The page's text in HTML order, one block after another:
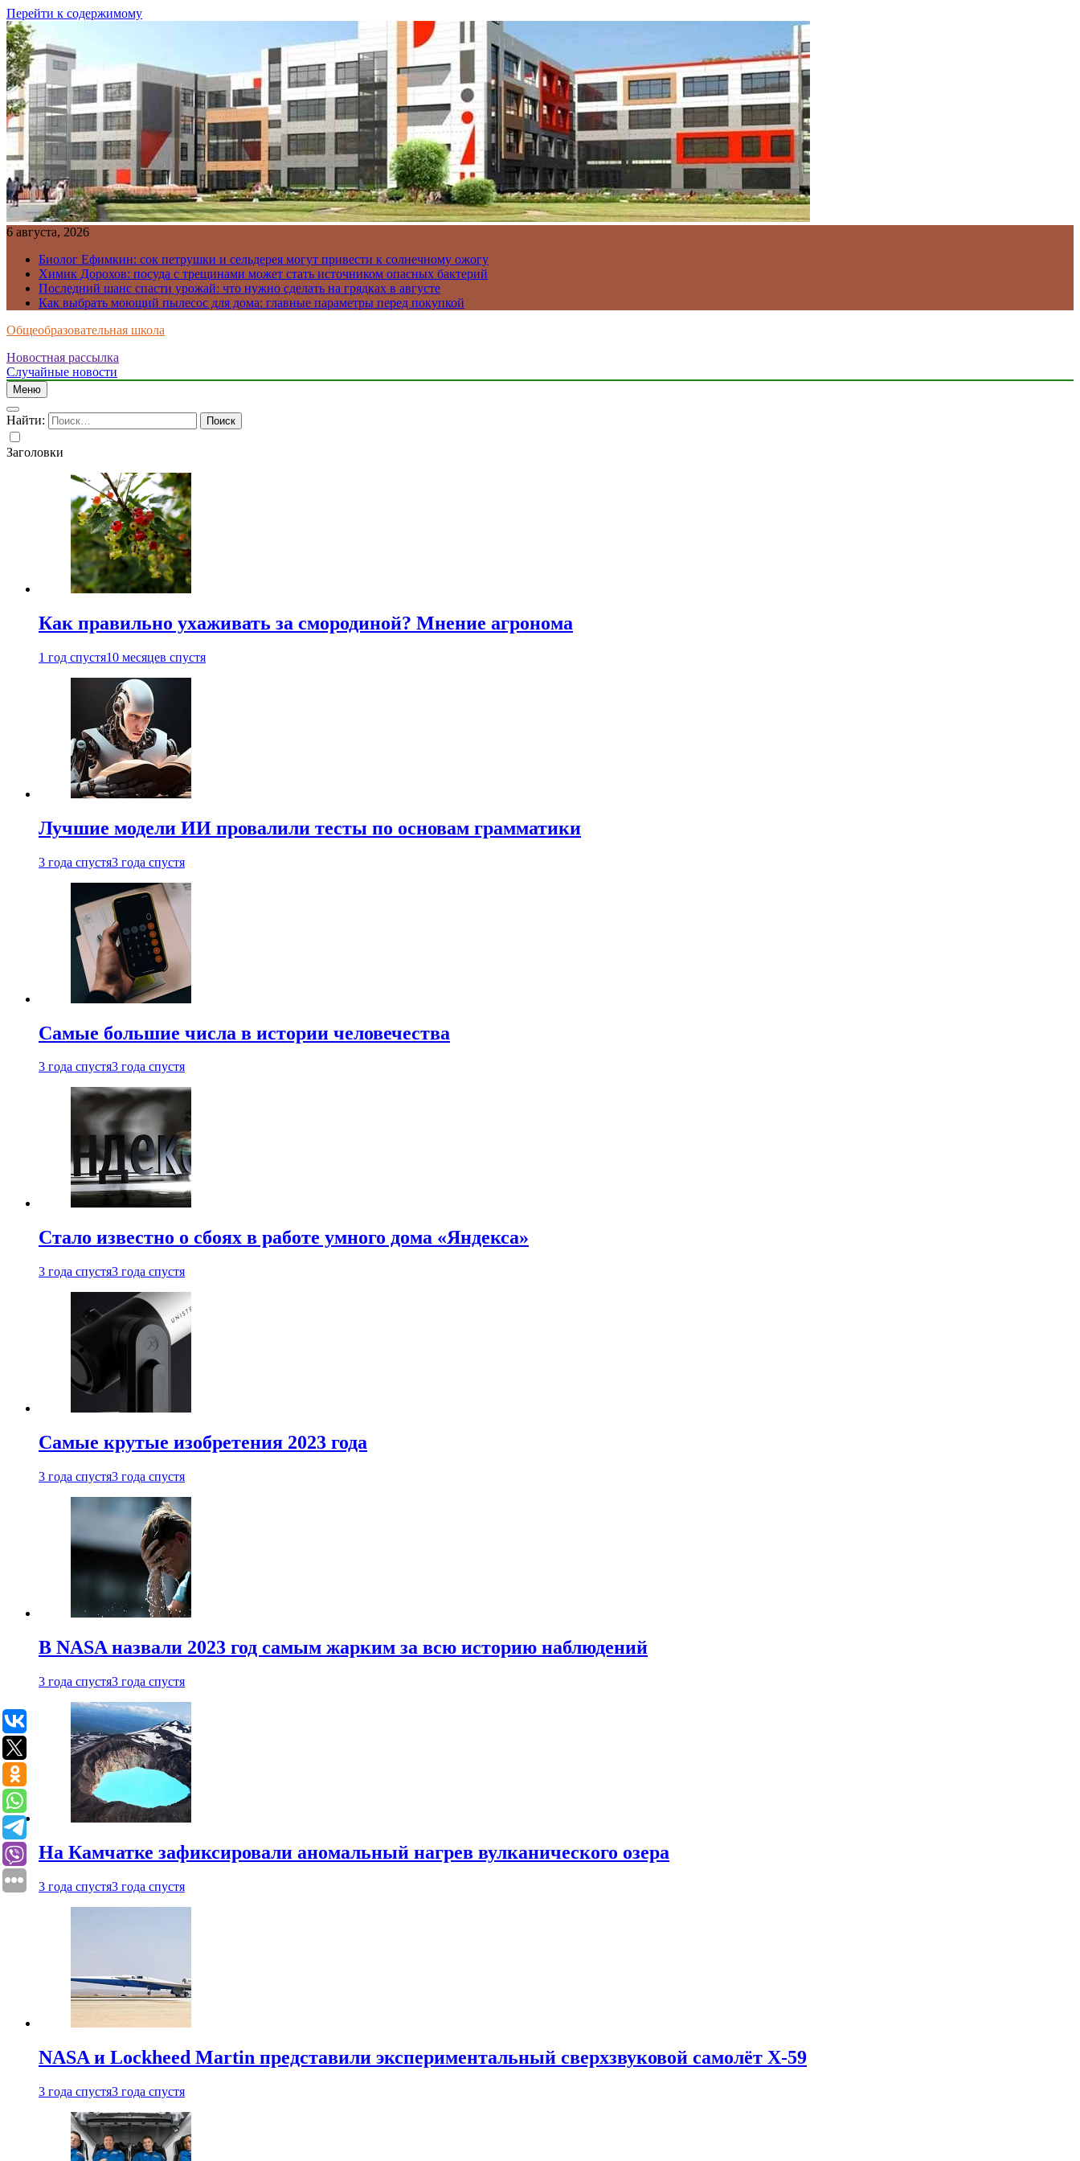
Перейти к содержимому
6 августа, 2026
Биолог Ефимкин: сок петрушки и сельдерея могут привести к солнечному ожогу
Химик Дорохов: посуда с трещинами может стать источником опасных бактерий
Последний шанс спасти урожай: что нужно сделать на грядках в августе
Как выбрать моющий пылесос для дома: главные параметры перед покупкой
Общеобразовательная школа
Новостная рассылка
Случайные новости
Меню
Найти:
Заголовки
Как правильно ухаживать за смородиной? Мнение агронома
1 год спустя10 месяцев спустя
Лучшие модели ИИ провалили тесты по основам грамматики
3 года спустя3 года спустя
Самые большие числа в истории человечества
3 года спустя3 года спустя
Стало известно о сбоях в работе умного дома «Яндекса»
3 года спустя3 года спустя
Самые крутые изобретения 2023 года
3 года спустя3 года спустя
В NASA назвали 2023 год самым жарким за всю историю наблюдений
3 года спустя3 года спустя
На Камчатке зафиксировали аномальный нагрев вулканического озера
3 года спустя3 года спустя
NASA и Lockheed Martin представили экспериментальный сверхзвуковой самолёт X-59
3 года спустя3 года спустя